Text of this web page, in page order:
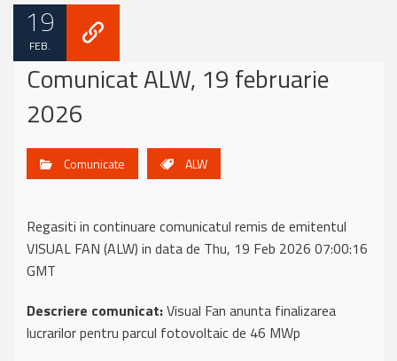
19
FEB.
Comunicat ALW, 19 februarie
2026
Comunicate ALW
Regasiti in continuare comunicatul remis de emitentul
VISUAL FAN (ALW) in data de Thu, 19 Feb 2026 07:00:16
GMT
Descriere comunicat:Visual Fan anunta finalizarea
lucrarilor pentru parcul fotovoltaic de 46 MWp